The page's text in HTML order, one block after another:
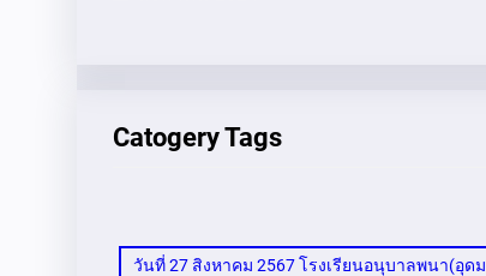
Catogery Tags
วันที่ 27 สิงหาคม 2567 โรงเรียนอนุบาลพนา(อุดม